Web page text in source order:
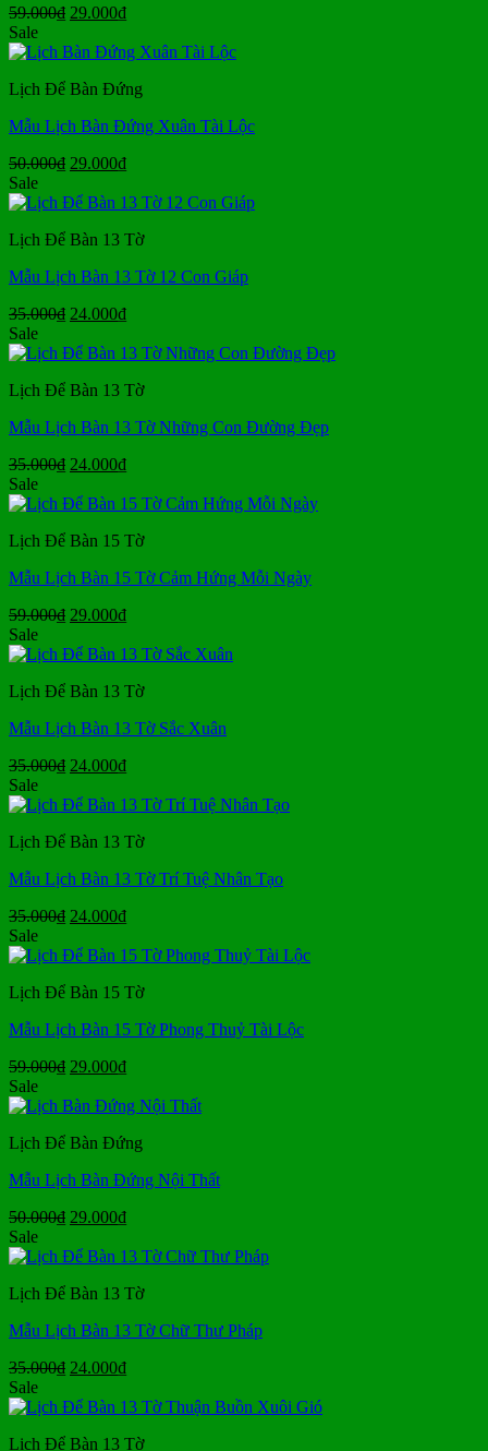
59.000₫ Giá
là:
29.000₫Giá
tại
29.000₫.
Sale
Lịch Để Bàn Đứng
Mẫu Lịch Bàn Đứng Xuân Tài Lộc
50.000₫ Giá
là:
29.000₫Giá
tại
29.000₫.
Sale
Lịch Để Bàn 13 Tờ
Mẫu Lịch Bàn 13 Tờ 12 Con Giáp
35.000₫ Giá
là:
24.000₫Giá
tại
24.000₫.
Sale
Lịch Để Bàn 13 Tờ
Mẫu Lịch Bàn 13 Tờ Những Con Đường Đẹp
35.000₫ Giá
là:
24.000₫Giá
tại
24.000₫.
Sale
Lịch Để Bàn 15 Tờ
Mẫu Lịch Bàn 15 Tờ Cảm Hứng Mỗi Ngày
59.000₫ Giá
là:
29.000₫Giá
tại
29.000₫.
Sale
Lịch Để Bàn 13 Tờ
Mẫu Lịch Bàn 13 Tờ Sắc Xuân
35.000₫ Giá
là:
24.000₫Giá
tại
24.000₫.
Sale
Lịch Để Bàn 13 Tờ
Mẫu Lịch Bàn 13 Tờ Trí Tuệ Nhân Tạo
35.000₫ Giá
là:
24.000₫Giá
tại
24.000₫.
Sale
Lịch Để Bàn 15 Tờ
Mẫu Lịch Bàn 15 Tờ Phong Thuỷ Tài Lộc
59.000₫ Giá
là:
29.000₫Giá
tại
29.000₫.
Sale
Lịch Để Bàn Đứng
Mẫu Lịch Bàn Đứng Nội Thất
50.000₫ Giá
là:
29.000₫Giá
tại
29.000₫.
Sale
Lịch Để Bàn 13 Tờ
Mẫu Lịch Bàn 13 Tờ Chữ Thư Pháp
35.000₫ Giá
là:
24.000₫Giá
tại
24.000₫.
Sale
Lịch Để Bàn 13 Tờ